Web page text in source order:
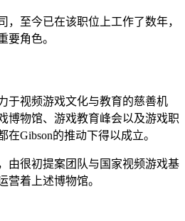
，至今已在该职位上工作了数年，
要角色。
于视频游戏文化与教育的慈善机
博物馆、游戏教育峰会以及游戏职
Gibson的推动下得以成立。
由很初提案团队与国家视频游戏基
营着上述博物馆。